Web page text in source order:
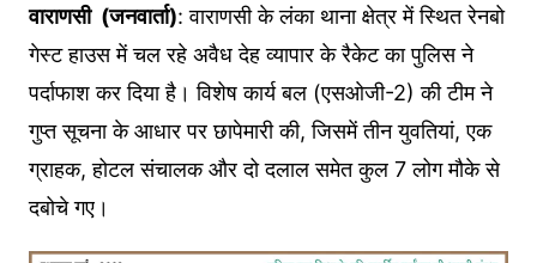
वाराणसी (जनवार्ता): वाराणसी के लंका थाना क्षेत्र में स्थित रेनबो
गेस्ट हाउस में चल रहे अवैध देह व्यापार के रैकेट का पुलिस ने
पर्दाफाश कर दिया है। विशेष कार्य बल (एसओजी-2) की टीम ने
गुप्त सूचना के आधार पर छापेमारी की, जिसमें तीन युवतियां, एक
ग्राहक, होटल संचालक और दो दलाल समेत कुल 7 लोग मौके से
दबोचे गए।